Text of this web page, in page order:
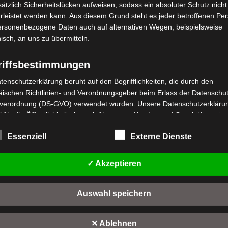
Versand
KOFFERRAUMDECKEL
IN DEN WARENKORB
Kostenloser Versand
VS1 HINTERER
KOFFERHALTER
mit
VS1
Sicherheitslücken aufweisen, sodass ein absoluter Schutz nicht
werden kann. Aus diesem Grund steht es jeder betroffenen
Daten auch auf alternativen Wegen, beispielsweise
an uns zu übermitteln.
beruht auf den Begrifflichkeiten, die durch den
Richtlinien- und Verordnungsgeber beim Erlass der
(DS-GVO) verwendet wurden. Unsere
für die Öffentlichkeit als auch für unsere Kunden und Geschäftspartner
Begrifflichkeiten erläutern.
in dieser Datenschutzerklärung unter anderem die folgenden
a) personenbezogene Daten
Personenbezogene Daten sind alle Informationen, die sich auf eine
"betroffene Person") beziehen. Als identifizierbar wird eine natürliche
Essenziell Externe Dienste
✓ Akzeptieren
Auswahl speichern
✕ Ablehnen